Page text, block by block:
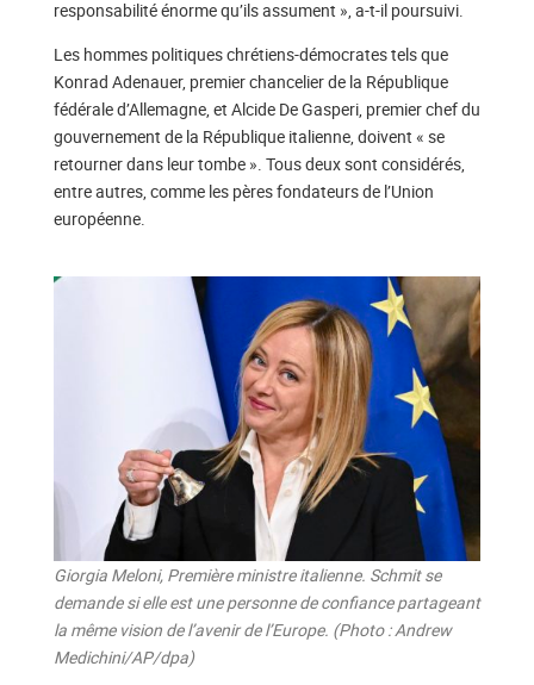
responsabilité énorme qu’ils assument », a-t-il poursuivi.
Les hommes politiques chrétiens-démocrates tels que
Konrad Adenauer, premier chancelier de la République
fédérale d’Allemagne, et Alcide De Gasperi, premier chef du
gouvernement de la République italienne, doivent « se
retourner dans leur tombe ». Tous deux sont considérés,
entre autres, comme les pères fondateurs de l’Union
européenne.
Giorgia Meloni, Première ministre italienne. Schmit se
demande si elle est une personne de confiance partageant
la même vision de l’avenir de l’Europe. (Photo : Andrew
Medichini/AP/dpa)